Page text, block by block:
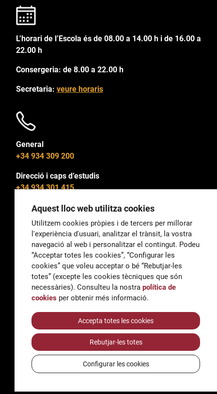
L’horari de l’Escola és de 08.00 a 14.00 h i de 16.00 a
22.00 h
Consergeria: de 8.00 a 22.00 h
Secretaria: veure horaris
General
+34 934 309 200
Direcció i caps d’estudis
+34 934 301 415
General
correu@escoladeltreball.org
Informació
informacio@escoladeltreball.org
AccessibilitatAvís legal i Política de Privacitat
Política de cookies
Crèdits
Aquest lloc web utilitza cookies
Utilitzem cookies pròpies i de tercers per millorar
l'experiència d'usuari, analitzar el trànsit, la vostra
navegació al web i personalitzar el contingut. Podeu
“Acceptar totes les cookies”, “Configurar les
cookies” que voleu acceptar o bé “Rebutjar-les
totes” (excepte les cookies tècniques que són
necessàries). Consulteu la nostra política de
cookies per obtenir més informació.
Accepta totes les cookies
Rebutjar-les totes
Configurar les cookies